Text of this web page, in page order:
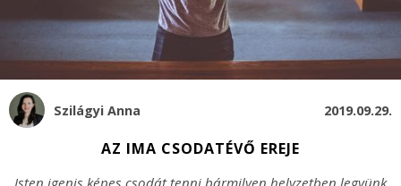
Szilágyi Anna 2019.09.29.
AZ IMA CSODATÉVŐ EREJE